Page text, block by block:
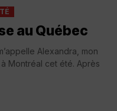
au Québec
Alexandra, mon
Montréal cet été. Après